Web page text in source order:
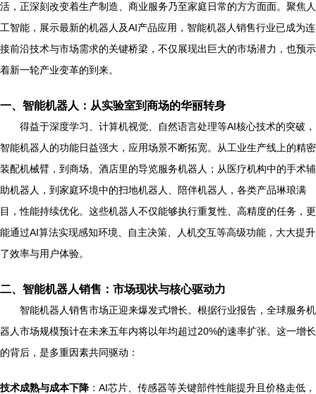
活，正深刻改变着生产制造、商业服务乃至家庭日常的方方面面。聚焦人
工智能，展示最新的机器人及AI产品应用，智能机器人销售行业已成为连
接前沿技术与市场需求的关键桥梁，不仅展现出巨大的市场潜力，也预示
着新一轮产业变革的到来。
一、智能机器人：从实验室到商场的华丽转身
得益于深度学习、计算机视觉、自然语言处理等AI核心技术的突破，
智能机器人的功能日益强大，应用场景不断拓宽。从工业生产线上的精密
装配机械臂，到商场、酒店里的导览服务机器人；从医疗机构中的手术辅
助机器人，到家庭环境中的扫地机器人、陪伴机器人，各类产品琳琅满
目，性能持续优化。这些机器人不仅能够执行重复性、高精度的任务，更
能通过AI算法实现感知环境、自主决策、人机交互等高级功能，大大提升
了效率与用户体验。
二、智能机器人销售：市场现状与核心驱动力
智能机器人销售市场正迎来爆发式增长。根据行业报告，全球服务机
器人市场规模预计在未来五年内将以年均超过20%的速率扩张。这一增长
的背后，是多重因素共同驱动：
技术成熟与成本下降 ：AI芯片、传感器等关键部件性能提升且价格走低，